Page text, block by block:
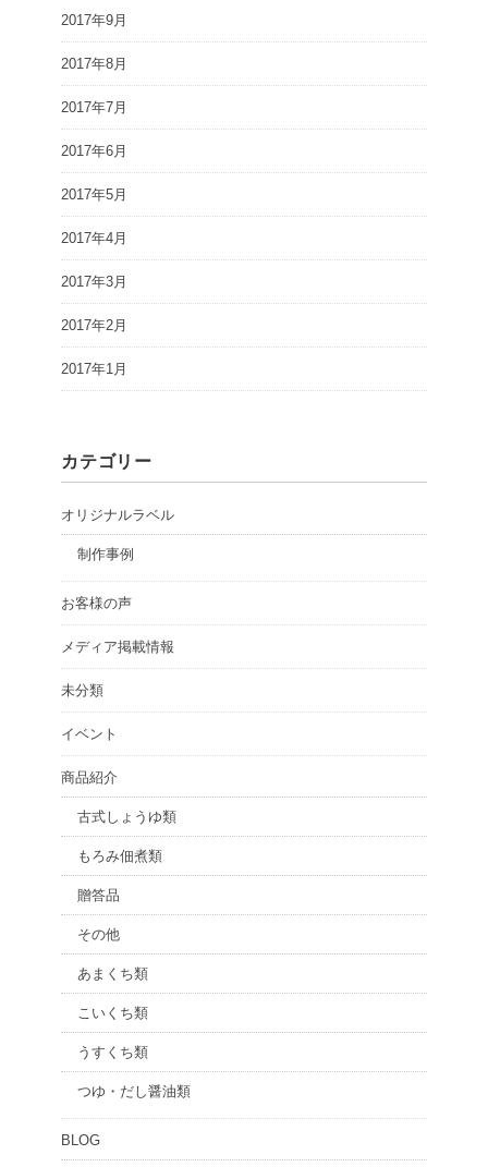
2017年9月
2017年8月
2017年7月
2017年6月
2017年5月
2017年4月
2017年3月
2017年2月
2017年1月
カテゴリー
オリジナルラベル
制作事例
お客様の声
メディア掲載情報
未分類
イベント
商品紹介
古式しょうゆ類
もろみ佃煮類
贈答品
その他
あまくち類
こいくち類
うすくち類
つゆ・だし醤油類
BLOG